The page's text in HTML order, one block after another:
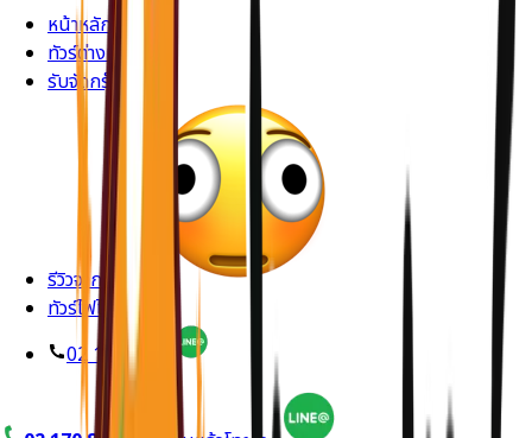
หน้าหลัก
ทัวร์ต่างประเทศ
รับจัดกรุ๊ปส่วนตัว
รีวิวจากลูกค้า
ทัวร์ไฟไหม้
02 170 8714